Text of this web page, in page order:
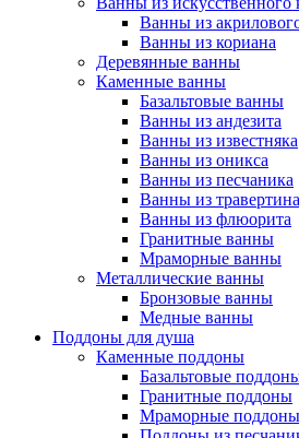
Ванны из
Ванны из кориана
Деревянные ванны
Каменные ванны
Базальтовые ванны
Ванны из андезита
Ванны из известняка
Ванны из оникса
Ванны из песчаника
Ванны из травертина
Ванны из флюорита
Гранитные ванны
Мраморные ванны
Металлические ванны
Бронзовые ванны
Медные ванны
Поддоны для душа
Каменные поддоны
Базальтовые
Гранитные поддоны
Мраморные поддоны